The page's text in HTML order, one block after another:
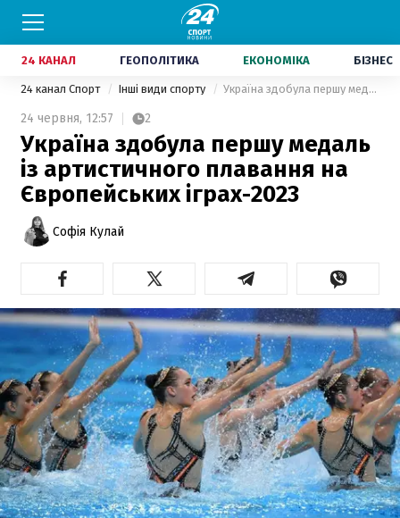
24 КАНАЛ ГЕОПОЛІТИКА ЕКОНОМІКА БІЗНЕС
24 канал Спорт Інші види спорту Україна здобула першу медаль із артистичного плавання на Європейських іграх-2023
24 червня, 12:57 2
Україна здобула першу медаль
із артистичного плавання на
Європейських іграх-2023
Софія Кулай